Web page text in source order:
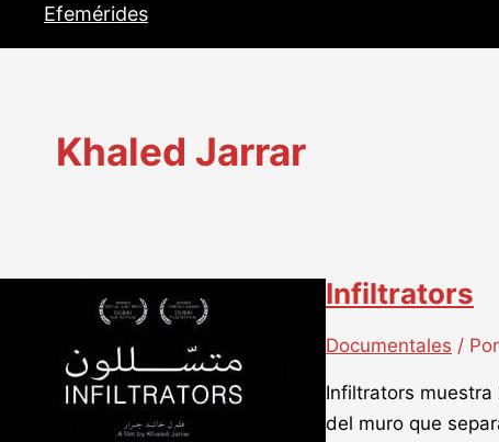
Efemérides
Khaled Jarrar
Infiltrators
Documentales / Por
Infiltrators
del muro que